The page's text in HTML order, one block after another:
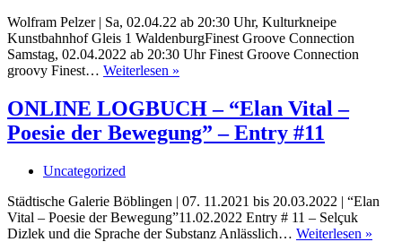
Harald Schwiers
Wolfram Pelzer | Sa, 02.04.22 ab 20:30 Uhr, Kulturkneipe
Kunstbahnhof Gleis 1 WaldenburgFinest Groove Connection
Samstag, 02.04.2022 ab 20:30 Uhr Finest Groove Connection
groovy Finest… Weiterlesen »
Connection
ONLINE LOGBUCH – “Elan Vital –
Poesie der Bewegung” – Entry #11
Uncategorized
Städtische Galerie Böblingen | 07. 11.2021 bis 20.03.2022 | “Elan
Vital – Poesie der Bewegung”11.02.2022 Entry # 11 – Selçuk
Dizlek und die Sprache der Substanz Anlässlich… Weiterlesen »